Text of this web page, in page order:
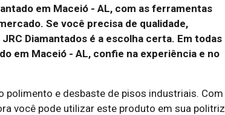
em Maceió - AL, com as ferramentas
Se você precisa de qualidade,
Diamantados é a escolha certa. Em todas
em Maceió - AL, confie na experiência e no
polimento e desbaste de pisos industriais. Com
você pode utilizar este produto em sua politriz